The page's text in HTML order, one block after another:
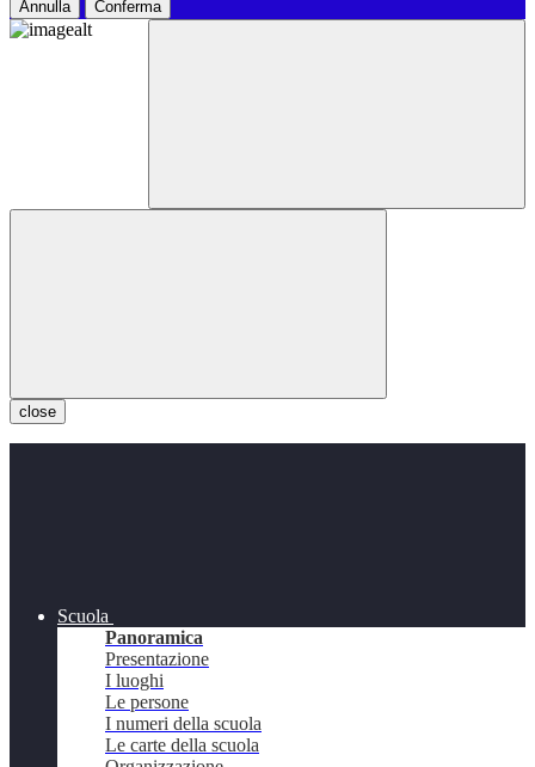
Annulla Conferma
close
Scuola
Panoramica
Presentazione
I luoghi
Le persone
I numeri della scuola
Le carte della scuola